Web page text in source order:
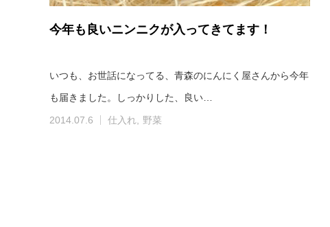
今年も良いニンニクが入ってきてます！
いつも、お世話になってる、青森のにんにく屋さんから今年
も届きました。しっかりした、良い…
2014.07.6 仕入れ 野菜